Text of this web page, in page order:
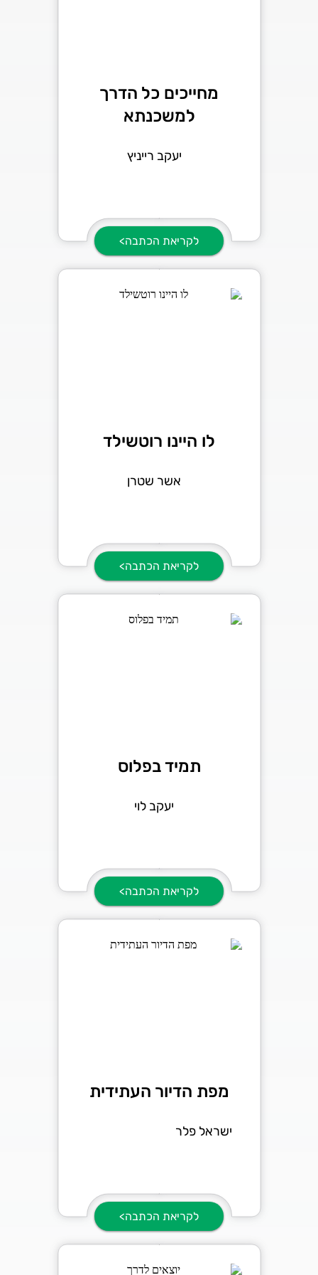
מחייכים כל הדרך
למשכנתא
יעקב רייניץ
לקריאת הכתבה>
לו היינו רוטשילד
אשר שטרן
לקריאת הכתבה>
תמיד בפלוס
יעקב לוי
לקריאת הכתבה>
מפת הדיור העתידית
ישראל פלר
לקריאת הכתבה>